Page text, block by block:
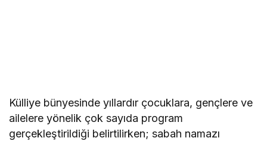
Külliye bünyesinde yıllardır çocuklara, gençlere ve
ailelere yönelik çok sayıda program
gerçekleştirildiği belirtilirken; sabah namazı